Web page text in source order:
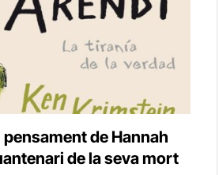
de Hannah
de la seva mort